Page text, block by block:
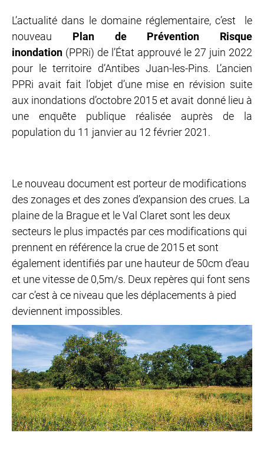
L’actualité dans le domaine réglementaire, c’est le
nouveau Plan de Prévention Risque
inondation (PPRi) de l’État approuvé le 27 juin 2022
pour le territoire d’Antibes Juan-les-Pins. L’ancien
PPRi avait fait l’objet d’une mise en révision suite
aux inondations d’octobre 2015 et avait donné lieu à
une enquête publique réalisée auprès de la
population du 11 janvier au 12 février 2021.
Le nouveau document est porteur de modifications
des zonages et des zones d’expansion des crues. La
plaine de la Brague et le Val Claret sont les deux
secteurs le plus impactés par ces modifications qui
prennent en référence la crue de 2015 et sont
également identifiés par une hauteur de 50cm d’eau
et une vitesse de 0,5m/s. Deux repères qui font sens
car c’est à ce niveau que les déplacements à pied
deviennent impossibles.